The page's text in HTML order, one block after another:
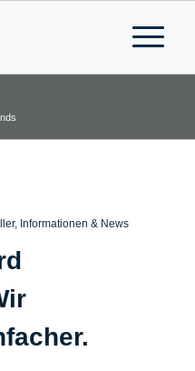
, Informationen & News